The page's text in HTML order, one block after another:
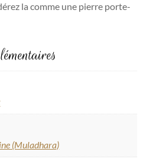
la comme une pierre porte-
(Muladhara)